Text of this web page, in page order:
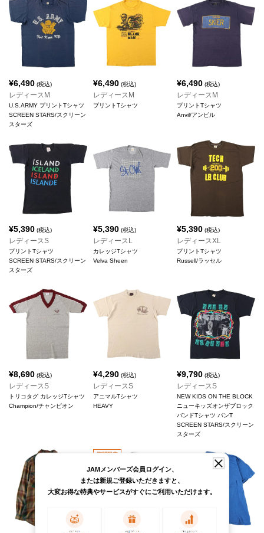
¥6,490 (税込)
レディースM
U.S.ARMY プリントTシャツ
SCREEN STARS/スクリーン
スターズ
¥6,490(税込)
レディースM
プリントTシャツ
¥6,490 (税込)
レディースM
プリントTシャツ
Anvil/アンビル
¥5,390 (税込)
レディースS
プリントTシャツ
SCREEN STARS/スクリーン
スターズ
¥5,390(税込)
レディースL
カレッジTシャツ
Velva Sheen
¥5,390 (税込)
レディースXL
プリントTシャツ
Russell/ラッセル
¥8,690 (税込)
レディースS
トリコタグ カレッジTシャツ
Champion/チャンピオン
¥4,290(税込)
レディースS
アニマルTシャツ
HEAVY
¥9,790 (税込)
レディースS
NEW KIDS ON THE BLOCK
ニューキッズオンザブロック
バンドTシャツ バンT
SCREEN STARS/スクリーン
スターズ
期間限定
JAMメンバーズ会員ログイン、
または新規ご登録いただきますと、
大変お得な特典やサービスがすぐにご利用いただけます。